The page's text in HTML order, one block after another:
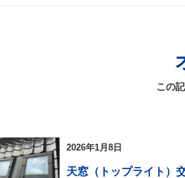
この
2026年1月8日
天窓（トップライト）